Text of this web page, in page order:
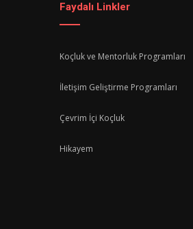
Faydalı Linkler
Koçluk ve Mentorluk Programları
İletişim Geliştirme Programları
Çevrim İçi Koçluk
Hikayem